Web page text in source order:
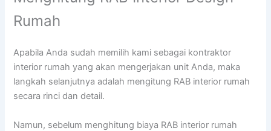
Rumah
Apabila Anda sudah memilih kami sebagai kontraktor
interior rumah yang akan mengerjakan unit Anda, maka
langkah selanjutnya adalah mengitung RAB interior rumah
secara rinci dan detail.
Namun, sebelum menghitung biaya RAB interior rumah